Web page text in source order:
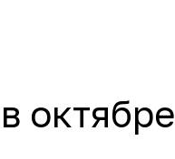
октябре